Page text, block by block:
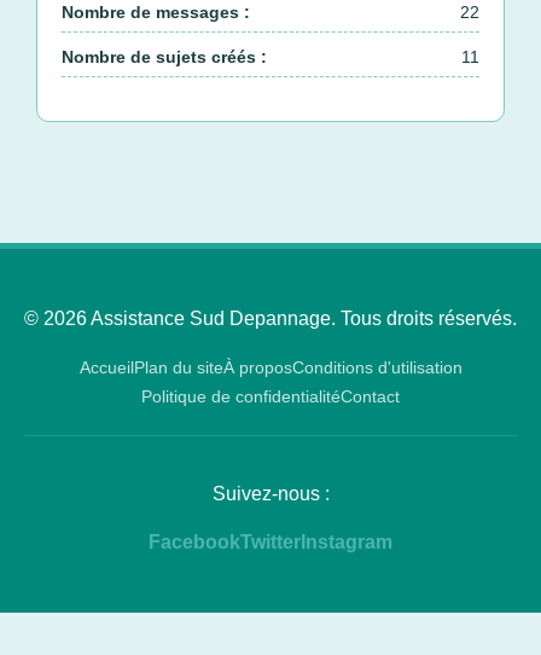
Nombre de messages : 22
Nombre de sujets créés : 11
© 2026 Assistance Sud Depannage. Tous droits réservés.
AccueilPlan du siteÀ proposConditions d'utilisation
Politique de confidentialitéContact
Suivez-nous :
FacebookTwitter Instagram